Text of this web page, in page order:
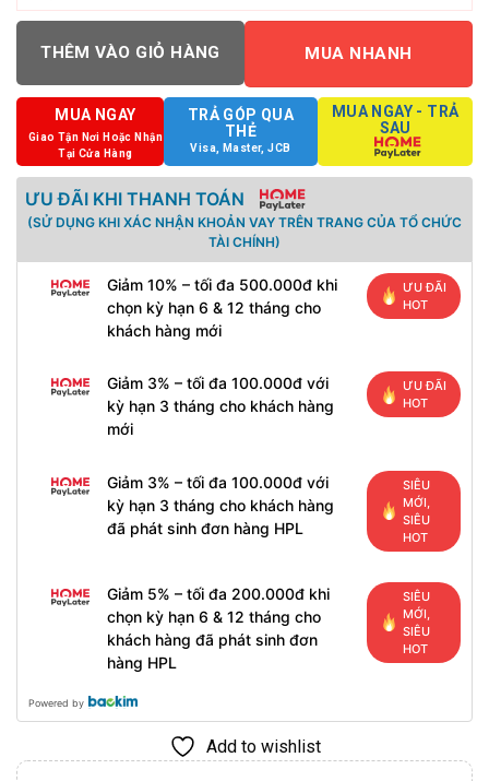
THÊM VÀO GIỎ HÀNG MUA NHANH
MUA NGAY
Giao Tận Nơi Hoặc Nhận
Tại Cửa Hàng
TRẢ GÓP QUA
THẺ
Visa, Master, JCB
MUA NGAY - TRẢ
SAU
ƯU ĐÃI KHI THANH TOÁN
(SỬ DỤNG KHI XÁC NHẬN KHOẢN VAY TRÊN TRANG CỦA TỔ CHỨC
TÀI CHÍNH)
Giảm 10% – tối đa 500.000đ khi
chọn kỳ hạn 6 & 12 tháng cho
khách hàng mới
ƯU ĐÃI
HOT
Giảm 3% – tối đa 100.000đ với
kỳ hạn 3 tháng cho khách hàng
mới
ƯU ĐÃI
HOT
Giảm 3% – tối đa 100.000đ với
kỳ hạn 3 tháng cho khách hàng
đã phát sinh đơn hàng HPL
SIÊU
MỚI,
SIÊU
HOT
Giảm 5% – tối đa 200.000đ khi
chọn kỳ hạn 6 & 12 tháng cho
khách hàng đã phát sinh đơn
hàng HPL
SIÊU
MỚI,
SIÊU
HOT
Powered by
Add to wishlist